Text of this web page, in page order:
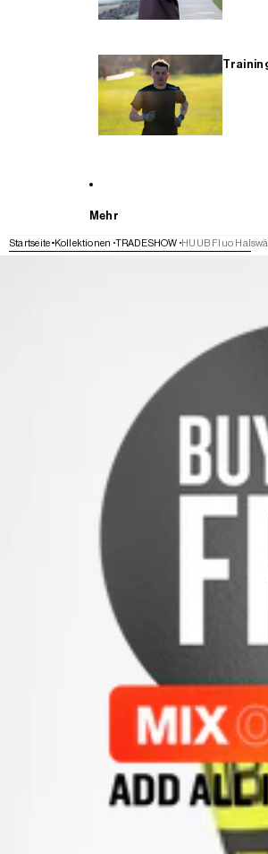
Mehr
Startseite Kollektionen TRADESHOW HUUB Fluo
WEITER ZU DEN PRODUKTINFORMATIONEN